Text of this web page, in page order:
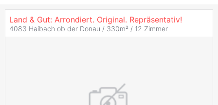
Land & Gut: Arrondiert. Original. Repräsentativ!
4083 Haibach ob der Donau / 330m² / 12 Zimmer